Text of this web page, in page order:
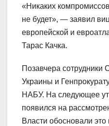
«Никаких
не будет», — заявил
европейской и
Тарас Качка.
Позавчера сотрудники
Украины и
НАБУ. На следующее
появился на
Власти обосновали